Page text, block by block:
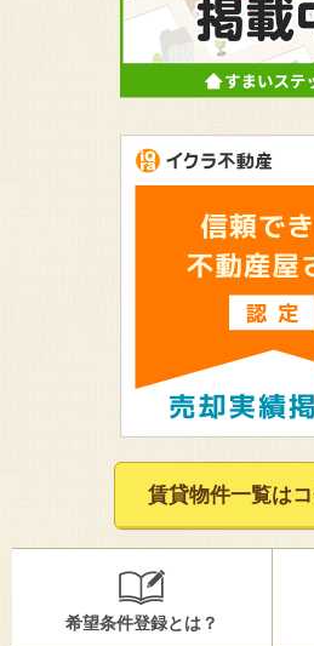
賃貸物件一覧は
希望条件登録とは？